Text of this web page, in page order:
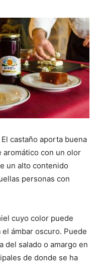
castaño aporta buena
aromático con un olor
un alto contenido
personas con
cuyo color puede
ámbar oscuro. Puede
del salado o amargo en
de donde se ha